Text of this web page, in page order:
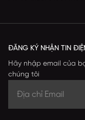
ĐĂNG KÝ NHẬN TIN
Hãy nhập email của
chúng tôi